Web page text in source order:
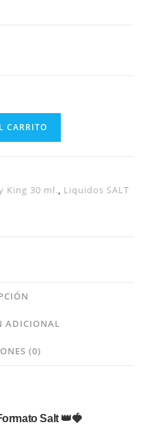
CARRITO
King 30 ml., Liquidos SALT
ADICIONAL
(0)
Salt 👑🍓